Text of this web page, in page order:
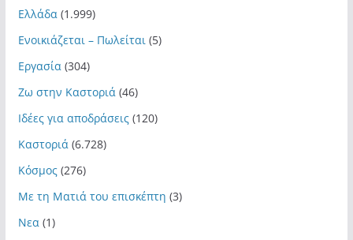
Ελλάδα(1.999)
Ενοικιάζεται – Πωλείται(5)
Εργασία(304)
Ζω στην Καστοριά(46)
Ιδέες για αποδράσεις(120)
Καστοριά(6.728)
Κόσμος(276)
Με τη Ματιά του επισκέπτη (3)
Νεα(1)